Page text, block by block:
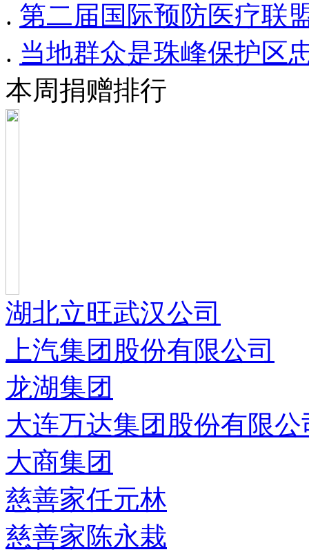
. 第二届国际预防医疗联
. 当地群众是珠峰保护区
本周捐赠排行
湖北立旺武汉公司
上汽集团股份有限公司
龙湖集团
大连万达集团股份有限公
大商集团
慈善家任元林
慈善家陈永栽